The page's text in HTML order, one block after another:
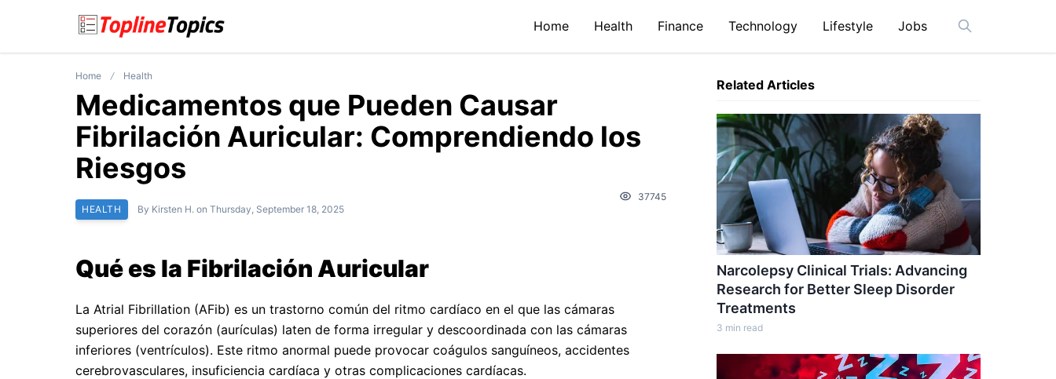
Home Health Finance Technology Lifestyle Jobs
Open search
Home Health
Medicamentos que Pueden Causar
Fibrilación Auricular: Comprendiendo los
Riesgos
HEALTH By Kirsten H.on Thursday, September 18, 2025
37745
Qué es la Fibrilación Auricular
La Atrial Fibrillation (AFib) es un trastorno común del ritmo cardíaco en el que las cámaras
superiores del corazón (aurículas) laten de forma irregular y descoordinada con las cámaras
inferiores (ventrículos). Este ritmo anormal puede provocar coágulos sanguíneos, accidentes
cerebrovasculares, insuficiencia cardíaca y otras complicaciones cardíacas.
Related Articles
Narcolepsy Clinical Trials: Advancing
Research for Better Sleep Disorder
Treatments
3 min read